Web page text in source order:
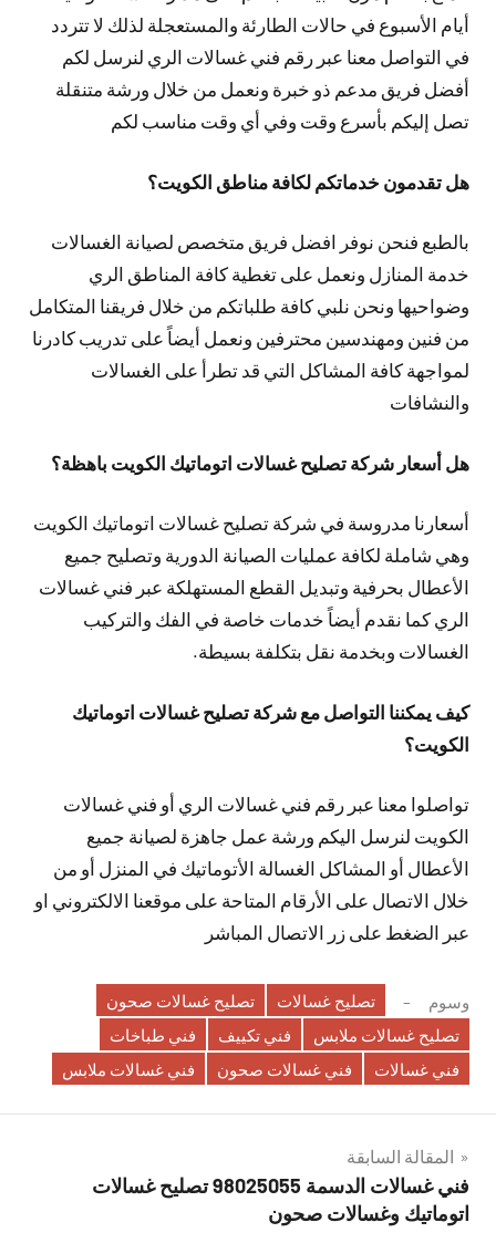
أيام الأسبوع في حالات الطارئة والمستعجلة لذلك لا تتردد
في التواصل معنا عبر رقم فني غسالات الري لنرسل لكم
أفضل فريق مدعم ذو خبرة ونعمل من خلال ورشة متنقلة
تصل إليكم بأسرع وقت وفي أي وقت مناسب لكم
هل تقدمون خدماتكم لكافة مناطق الكويت؟
بالطبع فنحن نوفر افضل فريق متخصص لصيانة الغسالات
خدمة المنازل ونعمل على تغطية كافة المناطق الري
وضواحيها ونحن نلبي كافة طلباتكم من خلال فريقنا المتكامل
من فنين ومهندسين محترفين ونعمل أيضاً على تدريب كادرنا
لمواجهة كافة المشاكل التي قد تطرأ على الغسالات
والنشافات
هل أسعار شركة تصليح غسالات اتوماتيك الكويت باهظة؟
أسعارنا مدروسة في شركة تصليح غسالات اتوماتيك الكويت
وهي شاملة لكافة عمليات الصيانة الدورية وتصليح جميع
الأعطال بحرفية وتبديل القطع المستهلكة عبر فني غسالات
الري كما نقدم أيضاً خدمات خاصة في الفك والتركيب
الغسالات وبخدمة نقل بتكلفة بسيطة.
كيف يمكننا التواصل مع شركة تصليح غسالات اتوماتيك
الكويت؟
تواصلوا معنا عبر رقم فني غسالات الري أو فني غسالات
الكويت لنرسل اليكم ورشة عمل جاهزة لصيانة جميع
الأعطال أو المشاكل الغسالة الأتوماتيك في المنزل أو من
خلال الاتصال على الأرقام المتاحة على موقعنا الالكتروني او
عبر الضغط على زر الاتصال المباشر
وسوم تصليح غسالات
تصليح غسالات صحون
تصليح غسالات ملابس
فني تكييف
فني طباخات
فني غسالات
فني غسالات صحون فني غسالات ملابس
تصفّح
المقالات
المقالة السابقة
فني غسالات الدسمة 98025055 تصليح غسالات
اتوماتيك وغسالات صحون